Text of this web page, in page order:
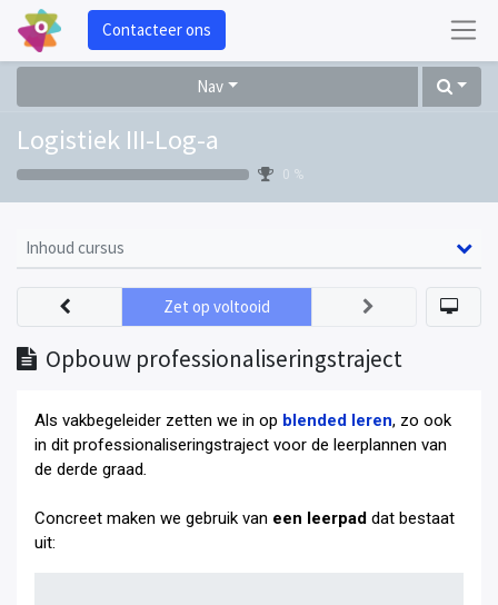
Contacteer ons
Nav
Logistiek III-Log-a
0 %
Inhoud cursus
Opbouw professionaliseringstraject
Zet op voltooid
Als vakbegeleider zetten we in op blended leren, zo ook
in dit professionaliseringstraject voor de leerplannen van
de derde graad
Concreet maken we gebruik van een leerpad dat bestaat
uit: